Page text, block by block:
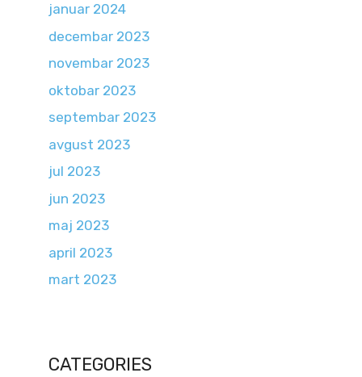
januar 2024
decembar 2023
novembar 2023
oktobar 2023
septembar 2023
avgust 2023
jul 2023
jun 2023
maj 2023
april 2023
mart 2023
CATEGORIES